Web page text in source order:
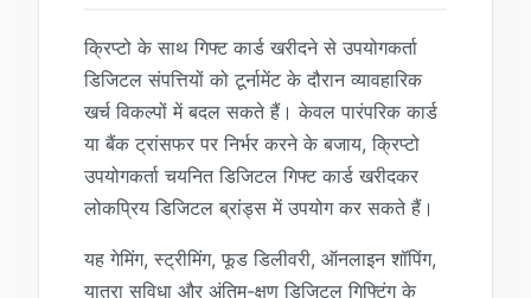
क्रिप्टो के साथ गिफ्ट कार्ड खरीदने से उपयोगकर्ता
डिजिटल संपत्तियों को टूर्नामेंट के दौरान व्यावहारिक
खर्च विकल्पों में बदल सकते हैं। केवल पारंपरिक कार्ड
या बैंक ट्रांसफर पर निर्भर करने के बजाय, क्रिप्टो
उपयोगकर्ता चयनित डिजिटल गिफ्ट कार्ड खरीदकर
लोकप्रिय डिजिटल ब्रांड्स में उपयोग कर सकते हैं।
यह गेमिंग, स्ट्रीमिंग, फूड डिलीवरी, ऑनलाइन शॉपिंग,
यात्रा सुविधा और अंतिम-क्षण डिजिटल गिफ्टिंग के